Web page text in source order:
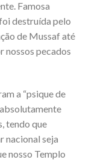
Famosa
destruída pelo
de Mussaf até
nossos pecados
a “psique de
tendo que
nacional seja
nosso Templo